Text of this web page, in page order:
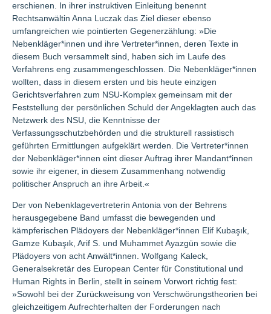
erschienen. In ihrer instruktiven Einleitung benennt
Rechtsanwältin Anna Luczak das Ziel dieser ebenso
umfangreichen wie pointierten Gegenerzählung: »Die
Nebenkläger*innen und ihre Vertreter*innen, deren Texte in
diesem Buch versammelt sind, haben sich im Laufe des
Verfahrens eng zusammengeschlossen. Die Nebenkläger*innen
wollten, dass in diesem ersten und bis heute einzigen
Gerichtsverfahren zum NSU-Komplex gemeinsam mit der
Feststellung der persönlichen Schuld der Angeklagten auch das
Netzwerk des NSU, die Kenntnisse der
Verfassungsschutzbehörden und die strukturell rassistisch
geführten Ermittlungen aufgeklärt werden. Die Vertreter*innen
der Nebenkläger*innen eint dieser Auftrag ihrer Mandant*innen
sowie ihr eigener, in diesem Zusammenhang notwendig
politischer Anspruch an ihre Arbeit.«
Der von Nebenklagevertreterin Antonia von der Behrens
herausgegebene Band umfasst die bewegenden und
kämpferischen Plädoyers der Nebenkläger*innen Elif Kubaşık,
Gamze Kubaşık, Arif S. und Muhammet Ayazgün sowie die
Plädoyers von acht Anwält*innen. Wolfgang Kaleck,
Generalsekretär des European Center für Constitutional und
Human Rights in Berlin, stellt in seinem Vorwort richtig fest:
»Sowohl bei der Zurückweisung von Verschwörungstheorien bei
gleichzeitigem Aufrechterhalten der Forderungen nach